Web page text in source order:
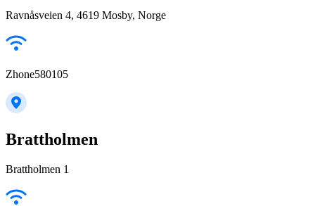
Ravnåsveien 4, 4619 Mosby, Norge
Zhone580105
Brattholmen
Brattholmen 1